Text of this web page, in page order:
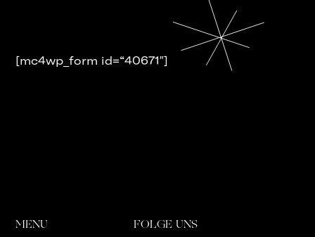
[mc4wp_form id=“40671″]
MENU FOLGE UNS